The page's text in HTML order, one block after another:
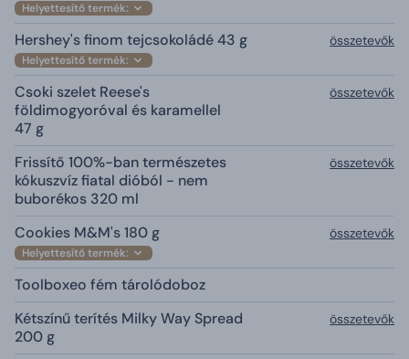
Helyettesítő termék:
Hershey's finom tejcsokoládé 43 g
Helyettesítő termék:
összetevők
Csoki szelet Reese's
földimogyoróval és karamellel
47 g
összetevők
Frissítő 100%-ban természetes
kókuszvíz fiatal dióból - nem
buborékos 320 ml
összetevők
Cookies M&M's 180 g
Helyettesítő termék:
összetevők
Toolboxeo fém tárolódoboz
Kétszínű terítés Milky Way Spread
200 g
összetevők